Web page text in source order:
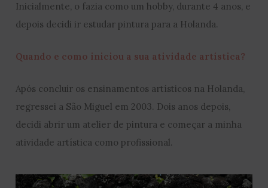
Inicialmente, o fazia como um hobby, durante 4 anos, e
depois decidi ir estudar pintura para a Holanda.
Quando e como iniciou a sua atividade artística?
Após concluir os ensinamentos artísticos na Holanda,
regressei a São Miguel em 2003. Dois anos depois,
decidi abrir um atelier de pintura e começar a minha
atividade artística como profissional.